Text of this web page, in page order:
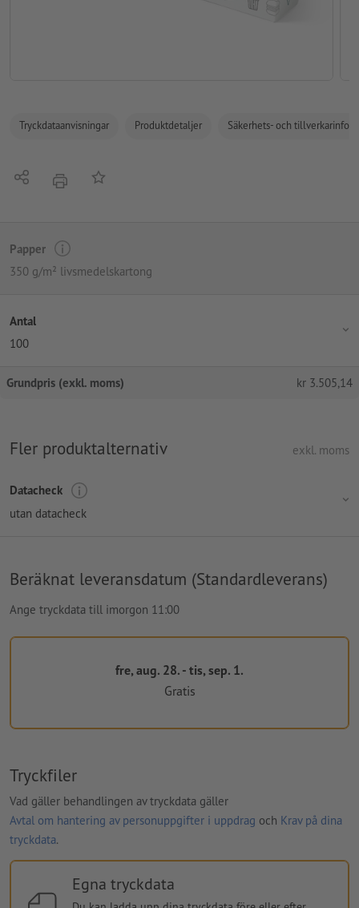
Tryckdataanvisningar Produktdetaljer Säkerhets- och
Dela erbjudandePå anteckningslistan
Papper
350 g/m² livsmedelskartong
Antal
100
Grundpris (exkl. moms) kr 3.505,14
Fler produktalternativ exkl. moms
Datacheck
utan datacheck
Beräknat leveransdatum (Standardleverans)
Ange tryckdata till imorgon 11:00
fre, aug. 28. - tis, sep. 1.
Gratis
Tryckfiler
Vad gäller behandlingen av tryckdata gäller
Avtal om hantering av personuppgifter i uppdrag och Krav på dina
tryckdata.
Egna tryckdata